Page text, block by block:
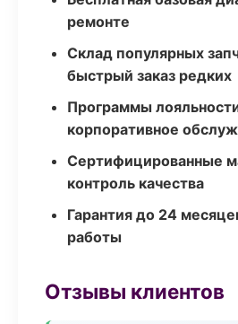
ремонте
Склад популярных
быстрый заказ редких
Программы
корпоративное
Сертифицированные
контроль качества
Гарантия до 24
работы
Отзывы клиентов